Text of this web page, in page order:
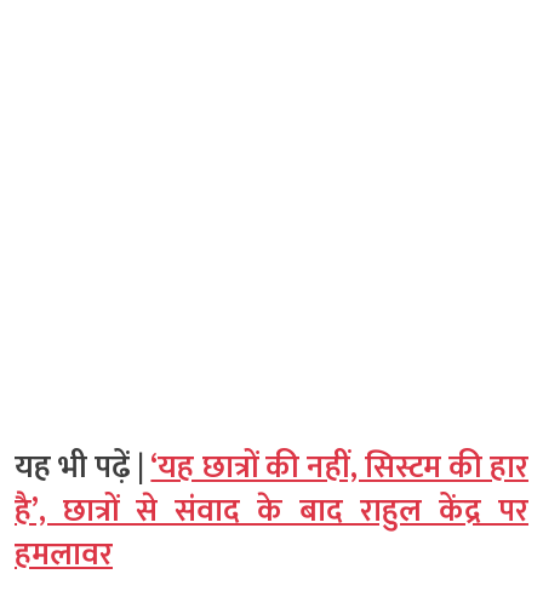
यह भी पढ़ें |‘यह छात्रों की नहीं, सिस्टम की हार
है’, छात्रों से संवाद के बाद राहुल केंद्र पर
हमलावर